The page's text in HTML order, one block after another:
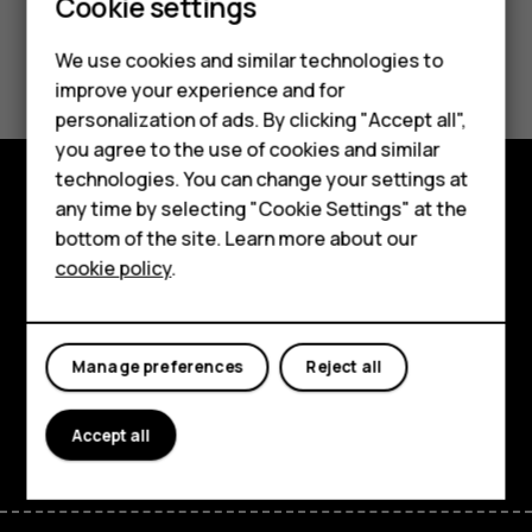
Feature phones
Phones for kids
Accessories
HMD Terra M
For business
Tablets
Did you find this helpful?
Yes No
Explore
About
Planet and people
Support
FacebookInstagramTiktok
We use cookies and similar technologies to
improve your experience and for
personalization of ads. By clicking "Accept all",
you agree to the use of cookies and similar
technologies. You can change your settings at
any time by selecting "Cookie Settings" at the
bottom of the site. Learn more about our
cookie policy.
Reject all
Manage preferences
Accept all